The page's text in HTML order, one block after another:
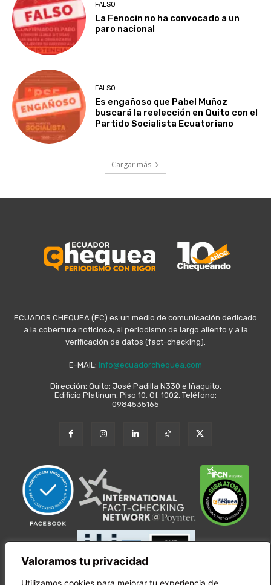
Valoramos tu privacidad
Utilizamos cookies para mejorar tu experiencia de
FALSO
La Fenocin no ha convocado a un
paro nacional
FALSO
Es engañoso que Pabel Muñoz
buscará la reelección en Quito con el
Partido Socialista Ecuatoriano
Cargar más
ECUADOR CHEQUEA (EC) es un medio de comunicación dedicado
a la cobertura noticiosa, al periodismo de largo aliento y a la
verificación de datos (fact-checking).
E-MAIL: info@ecuadorchequea.com
Dirección: Quito: José Padilla N330 e Iñaquito,
Edificio Platinum, Piso 10, Of. 1002. Teléfono:
0984535165